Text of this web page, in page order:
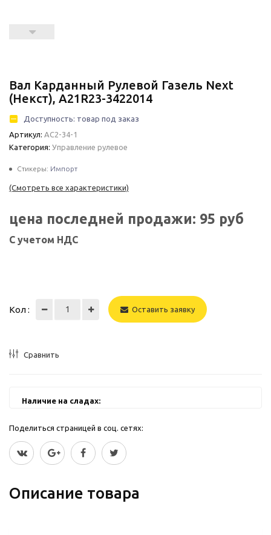
Вал Карданный Рулевой Газель Next
(Некст), А21R23-3422014
Доступность: товар под заказ
Артикул: АС2-34-1
Категория: Управление рулевое
Стикеры: Импорт
(Смотреть все характеристики)
цена последней продажи: 95 руб
С учетом НДС
Кол : Оставить заявку
Сравнить
Наличие на сладах:
Поделиться страницей в соц. сетях:
Описание товара